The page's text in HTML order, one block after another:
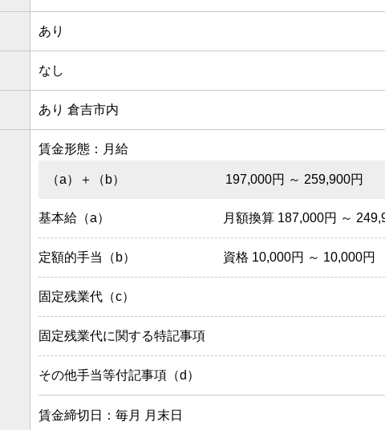
あり
なし
あり 倉吉市内
賃金形態：月給
（a）＋（b） 197,000円 ～ 259,900円
基本給（a） 月額換算 187,000円 ～
定額的手当（b） 資格 10,000円 ～ 10,000円
固定残業代（c）
固定残業代に関する特記事項
その他手当等付記事項（d）
賃金締切日：毎月 月末日